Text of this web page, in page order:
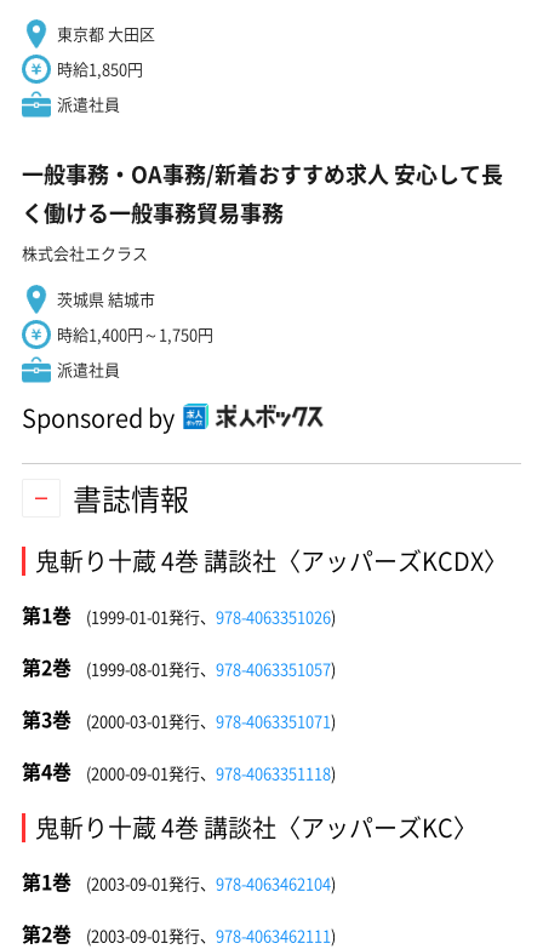
東京都 大田区
時給1,850円
派遣社員
一般事務・OA事務/新着おすすめ求人 安心して長
く働ける一般事務貿易事務
株式会社エクラス
茨城県 結城市
時給1,400円～1,750円
派遣社員
Sponsored by
書誌情報
鬼斬り十蔵 4巻 講談社〈アッパーズKCDX〉
第1巻 (1999-01-01発行、 978-4063351026)
第2巻 (1999-08-01発行、 978-4063351057)
第3巻 (2000-03-01発行、 978-4063351071)
第4巻 (2000-09-01発行、 978-4063351118)
鬼斬り十蔵 4巻 講談社〈アッパーズKC〉
第1巻 (2003-09-01発行、 978-4063462104)
第2巻 (2003-09-01発行、 978-4063462111)